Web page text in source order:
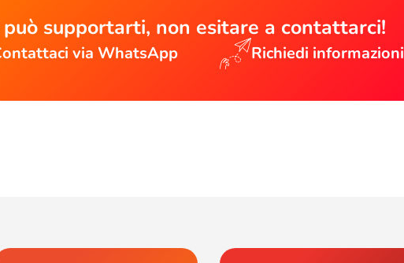
può supportarti, non esitare a contattarci!
via WhatsApp Richiedi informazioni